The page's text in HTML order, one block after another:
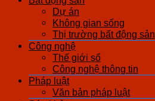
Dự án
Không gian sống
Thị trường bất động sản
Công nghệ
Thế giới số
Công nghệ thông tin
Pháp luật
Văn bản pháp luật